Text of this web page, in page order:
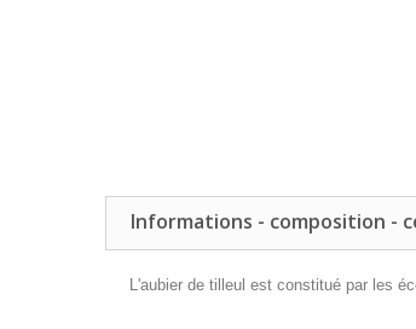
Informations - composition -
L'aubier de tilleul est constitué par les